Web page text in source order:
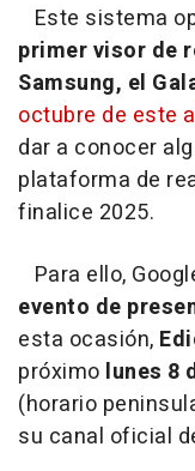
Este sistema
primer visor de
Samsung, el
octubre de este
dar a conocer
plataforma de
finalice 2025.
Para ello,
evento de
esta ocasión,
próximo lunes 8
(horario
su canal oficial